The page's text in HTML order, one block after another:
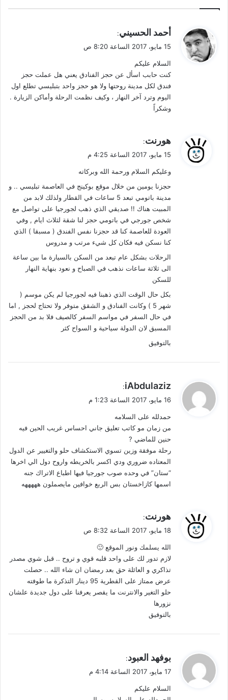
ي
ل
أحمد الحسيني:
15 مايو، 2017 الساعة 8:20 ص
السلام عليكم
كنت حابب اسأل عن حجز الفنادق يعني هل عملت حجز
فندق لكل مدينة روحتها ولا هو حجز واحد بتبليسي تطلع اول
اليوم وترد آخر النهار ، وكيف نظمت الرحلة وأماكن الزيارة .
وشكراً
ل
هورنت:
15 مايو، 2017 الساعة 4:25 م
وعليكم السلام ورحمة الله وبركاته
حجزنا يومين من خلال موقع بوكينج في العاصمة تبليسي .. و
مدينة باتومي تبعد 5 ساعات في القطار ولذلك لابد من
المبيت هناك !! صديقي الذي ذهب لجورجيا على تواصل مع
شخص جورجي في باتومي حجز لنا شقة لثلاث ايام , وفي
العودة للعاصمة كنا قد حجزنا نفس الفندق ( مسبقا ) الذي
كنا نسكن فيه فكان كل شيء مرتب و مدروس
الرحلات بشكل عام تبعد من السكن بالسيارة ما بين ساعة
الى ثلاثة ساعات نذهب في الصباح و نعود بنهاية النهار
للسكن
بكل حال الوقت الذي ذهبنا فيه لجورجيا لم يكن موسم (
شهر 5 ) وكانت الفنادق و الشقق متوفر ولا تحتاج لحجز , اما
في حال السفر في مواسم السفر كالصيف فلا بد من الحجز
المسبق لان الدولة سياحية و السواح كثر
بالتوفيق
ي
ل
iAbdulaziz
:
16 مايو، 2017 الساعة 1:23 م
حمدلله على السلامه
من زمان مو كاتب تعليق جاني احساس غريب الحين فيه
حنين للماضي ?
رحلة موفقة وزين تسوي الاستكشاف حلو والتغيير عن الدول
المعتاده ضروري ودي اكسر بالخريطه واروح دول الي اخرها
“ستان” في وحده صوب جورجيا فيها اطباع الاتراك جنه
اسمها كازاخستان بس الربع خوافين مايصملون هههههه
ل
هورنت:
18 مايو، 2017 الساعة 8:32 ص
الله يسلمك ونور الموقع 🙂
لازم تدور لك على واحد قلبه قوي و تروح .. قبل شوي مصدر
تذاكري و العائلة حق بعد رمضان ان شاء الله .. حصلت
عرض ممتاز على القطرية 95 دينار التذكرة ما طوفته
حلو التغير والانترنت ما يقصر يعرفنا على دول جديدة علشان
نزورها
بالتوفيق
ل
بوفهد العبود:
17 مايو، 2017 الساعة 4:14 م
السلام عليكم